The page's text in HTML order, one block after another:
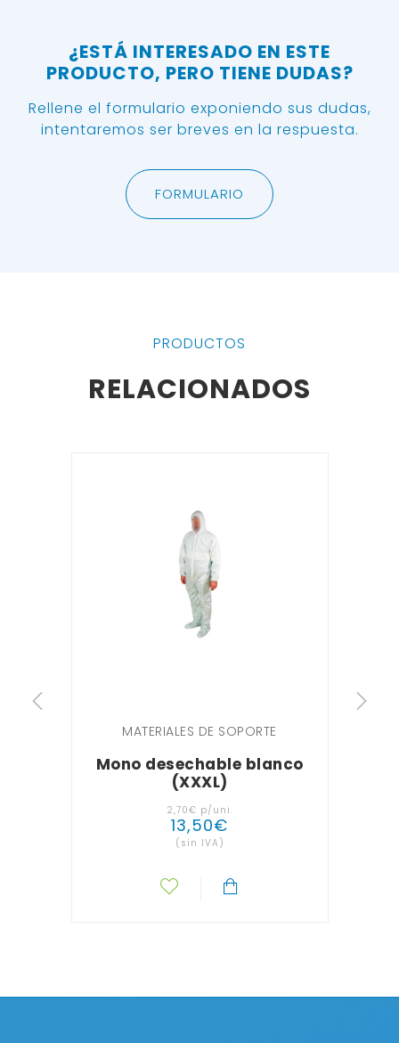
¿ESTÁ INTERESADO EN ESTE
PRODUCTO, PERO TIENE DUDAS?
Rellene el formulario exponiendo sus dudas,
intentaremos ser breves en la respuesta.
FORMULARIO
PRODUCTOS
RELACIONADOS
MATERIALES DE SOPORTE
Mono desechable blanco
(XXXL)
2,70€ p/uni.
13,50€
(sin IVA)